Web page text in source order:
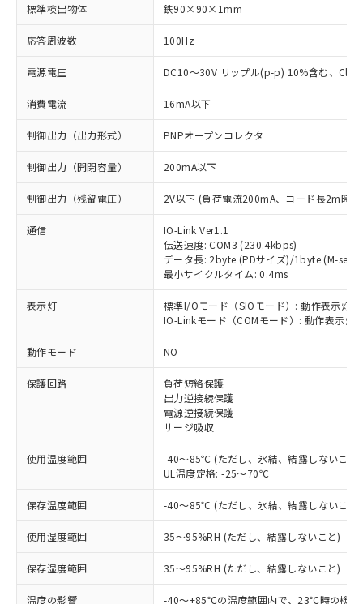
標準検出物体 鉄90×90×1mm
応答周波数 100Hz
電源電圧 DC10～30V リップル(p-p) 10%含む、
消費電流 16mA以下
制御出力（出力形式） PNPオープンコレクタ
制御出力（開閉容量） 200mA以下
制御出力（残留電圧） 2V以下 (負荷電流200mA、コード長2m時)
通信
IO-Link Ver1.1
伝送速度: COM3 (230.4kbps)
データ長: 2byte (PDサイズ)/1byte (M-
最小サイクルタイム: 0.4ms
表示灯
標準I/Oモード（SIOモード）: 動作表示灯(
IO-Linkモード（COMモード）: 動作表示
動作モード NO
保護回路
負荷短絡保護
出力逆接続保護
電源逆接続保護
サージ吸収
使用温度範囲
-40～85℃ (ただし、氷結、結露しないこと)
UL温度定格: -25～70℃
保存温度範囲 -40～85℃ (ただし、氷結、結露しないこと)
使用湿度範囲 35～95%RH (ただし、結露しないこと)
保存湿度範囲 35～95%RH (ただし、結露しないこと)
温度の影響 -40～+85℃の温度範囲内で、23℃時の検
ご利用条件
以下の条件をお読みいただき、同意のうえ
ご利用ください。
商品の当社在庫状況および標準価格
(税抜)を提供させていただくもので
当社制御機器事業取扱商品の中には、
対応済み：EU RoHS指令（10物質）の
非含有に対応した製品が提供可能な商品で
対応予定：EU RoHS指令（10物質）の非含
有に対応した製品に切り替える予定のある
商品です。
対応予定なし：EU RoHS指令（10物質）の
非含有に非対応の商品で、対応品を出す予
定はありません。
調査・確認中：EU RoHS指令（10物質）の
非含有の対応状況を調査中または確認中の
非該当品：ライセンス料など無形物で、有
害物質有無と関係のない商品です。
※1 中国RoHS○×表
「○」：最大均質材料含有率が中国RoHSの
基準値以下であることを示します。